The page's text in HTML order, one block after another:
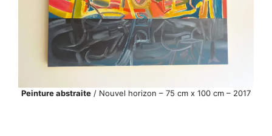
Peinture abstraite / Nouvel horizon – 75 cm x 100 cm – 2017